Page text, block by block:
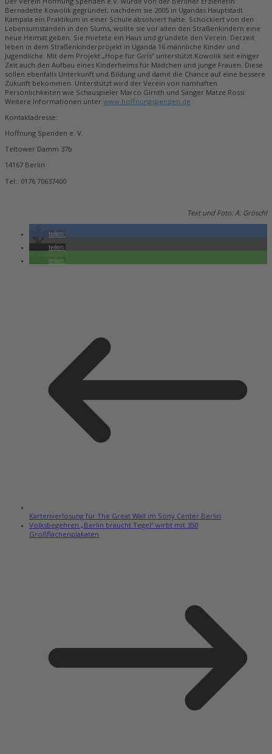
Bernadette Kowolik gegründet, nachdem sie 2005 in Ugandas Hauptstadt
Kampala ein Praktikum in einer Schule absolviert hatte. Schockiert von den
Lebensumständen in den Slums, wollte sie vor allen den Straßenkindern eine
neue Heimat geben. Sie mietete ein Haus und gründete den Verein. Derzeit
leben in dem Straßenkinderprojekt in Uganda 16 männliche Kinder und
Jugendliche. Mit dem Projekt „Hope für Girls“ unterstützt Kowolik seit einiger
Zeit auch den Aufbau eines Kinderheims für Mädchen und junge Frauen. Diese
sollen ebenfalls Unterkunft und Bildung und damit die Chance auf eine bessere
Zukunft bekommen. Unterstützt wird der Verein von namhaften
Persönlichkeiten wie Schauspieler Marco Girnth und Sänger Matze Rossi.
Weitere Informationen unter www.hoffnungspenden.de
Kontaktadresse:
Hoffnung Spenden e. V.
Teltower Damm 37b
14167 Berlin
Tel:: 0176 70637400
Text und Foto: A. Gröschl
teilen
teilen
teilen
Kartenverlosung für The Great Wall im Sony Center Berlin
Volksbegehren „Berlin braucht Tegel“ wirbt mit 350
Großflächenplakaten